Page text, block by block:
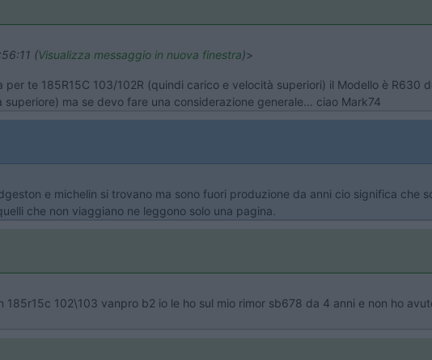
(Visualizza messaggio in nuova finestra)>
te 185R15C 103/102R (quindi carico e velocità superiori) il Modello è R630
ma se devo fare una considerazione generale... ciao Mark74
e michelin si trovano ma sono fuori produzione da anni cio significa che
che non viaggiano ne leggono solo una pagina.
102\103 vanpro b2 io le ho sul mio rimor sb678 da 4 anni e non ho